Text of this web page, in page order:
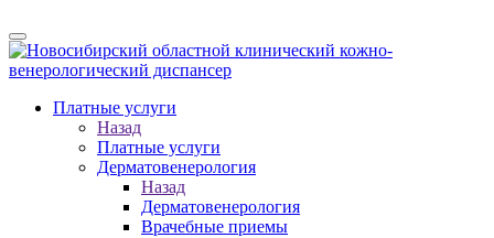
Платные услуги
Назад
Платные услуги
Дерматовенерология
Назад
Дерматовенерология
Врачебные приемы